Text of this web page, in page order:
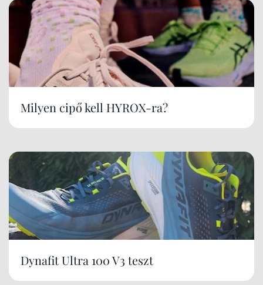
Milyen cipő kell HYROX-ra?
Dynafit Ultra 100 V3 teszt